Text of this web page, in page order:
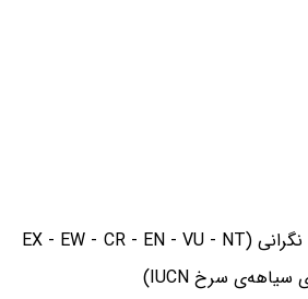
گونه‌ی با کم‌ترین نگرانی (EX - EW - CR - EN - VU - NT